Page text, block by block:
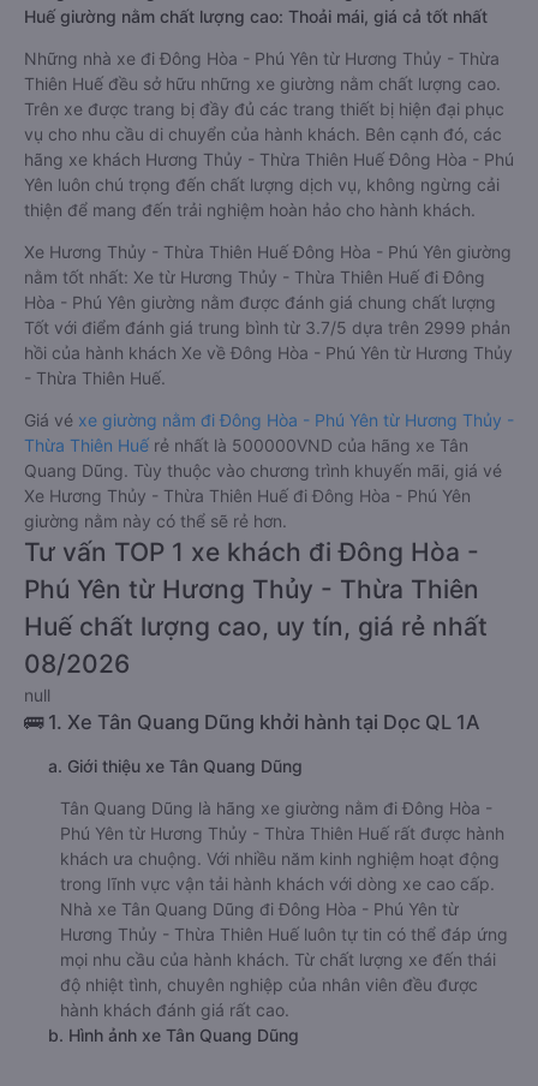
Huế giường nằm chất lượng cao: Thoải mái, giá cả tốt nhất
Những nhà xe đi Đông Hòa - Phú Yên từ Hương Thủy - Thừa
Thiên Huế đều sở hữu những xe giường nằm chất lượng cao.
Trên xe được trang bị đầy đủ các trang thiết bị hiện đại phục
vụ cho nhu cầu di chuyển của hành khách. Bên cạnh đó, các
hãng xe khách Hương Thủy - Thừa Thiên Huế Đông Hòa - Phú
Yên luôn chú trọng đến chất lượng dịch vụ, không ngừng cải
thiện để mang đến trải nghiệm hoàn hảo cho hành khách.
Xe Hương Thủy - Thừa Thiên Huế Đông Hòa - Phú Yên giường
nằm tốt nhất: Xe từ Hương Thủy - Thừa Thiên Huế đi Đông
Hòa - Phú Yên giường nằm được đánh giá chung chất lượng
Tốt với điểm đánh giá trung bình từ 3.7/5 dựa trên 2999 phản
hồi của hành khách Xe về Đông Hòa - Phú Yên từ Hương Thủy
- Thừa Thiên Huế.
Giá vé xe giường nằm đi Đông Hòa - Phú Yên từ Hương Thủy -
Thừa Thiên Huế rẻ nhất là 500000VND của hãng xe Tân
Quang Dũng. Tùy thuộc vào chương trình khuyến mãi, giá vé
Xe Hương Thủy - Thừa Thiên Huế đi Đông Hòa - Phú Yên
giường nằm này có thể sẽ rẻ hơn.
Tư vấn TOP 1 xe khách đi Đông Hòa -
Phú Yên từ Hương Thủy - Thừa Thiên
Huế chất lượng cao, uy tín, giá rẻ nhất
08/2026
null
🚌 1. Xe Tân Quang Dũng khởi hành tại Dọc QL 1A
a. Giới thiệu xe Tân Quang Dũng
Tân Quang Dũng là hãng xe giường nằm đi Đông Hòa -
Phú Yên từ Hương Thủy - Thừa Thiên Huế rất được hành
khách ưa chuộng. Với nhiều năm kinh nghiệm hoạt động
trong lĩnh vực vận tải hành khách với dòng xe cao cấp.
Nhà xe Tân Quang Dũng đi Đông Hòa - Phú Yên từ
Hương Thủy - Thừa Thiên Huế luôn tự tin có thể đáp ứng
mọi nhu cầu của hành khách. Từ chất lượng xe đến thái
độ nhiệt tình, chuyên nghiệp của nhân viên đều được
hành khách đánh giá rất cao.
b. Hình ảnh xe Tân Quang Dũng